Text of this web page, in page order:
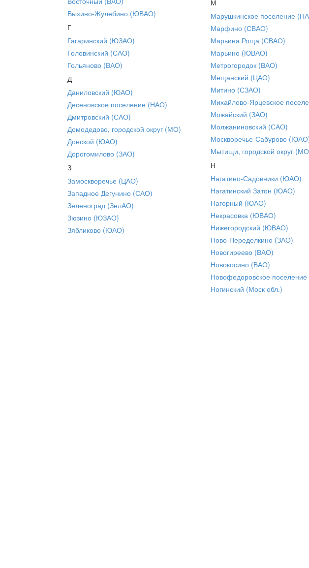
Выхино-Жулебино (ЮВАО)
Г
Гагаринский (ЮЗАО)
Головинский (САО)
Гольяново (ВАО)
Д
Даниловский (ЮАО)
Десеновское поселение (НАО)
Дмитровский (САО)
Домодедово, городской округ (МО)
Донской (ЮАО)
Дорогомилово (ЗАО)
З
Замоскворечье (ЦАО)
Западное Дегунино (САО)
Зеленоград (ЗелАО)
Зюзино (ЮЗАО)
Зябликово (ЮАО)
М
Марушкинское поселение
Марфино (СВАО)
Марьина Роща (СВАО)
Марьино (ЮВАО)
Метрогородок (ВАО)
Мещанский (ЦАО)
Митино (СЗАО)
Михайлово-Ярцевское
Можайский (ЗАО)
Молжаниновский (САО)
Москворечье-Сабурово
Мытищи, городской округ
Н
Нагатино-Садовники (ЮАО)
Нагатинский Затон (ЮАО)
Нагорный (ЮАО)
Некрасовка (ЮВАО)
Нижегородский (ЮВАО)
Ново-Переделкино (ЗАО)
Новогиреево (ВАО)
Новокосино (ВАО)
Новофедоровское
Ногинский (Моск обл.)